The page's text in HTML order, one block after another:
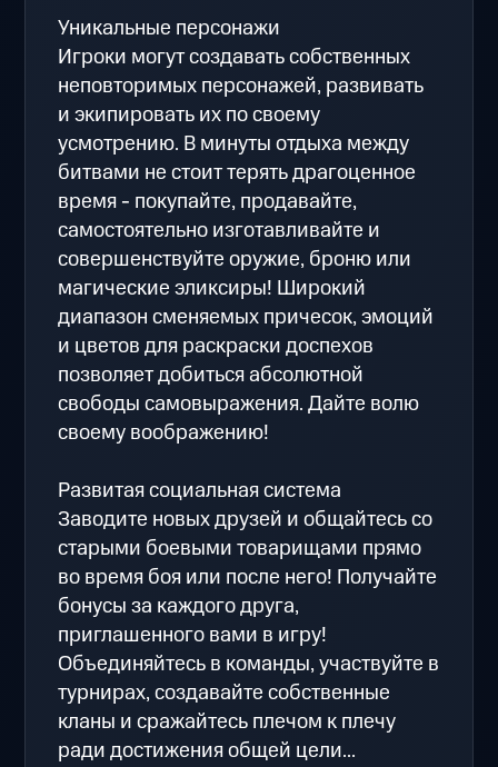
Уникальные персонажи
Игроки могут создавать собственных
неповторимых персонажей, развивать
и экипировать их по своему
усмотрению. В минуты отдыха между
битвами не стоит терять драгоценное
время - покупайте, продавайте,
самостоятельно изготавливайте и
совершенствуйте оружие, броню или
магические эликсиры! Широкий
диапазон сменяемых причесок, эмоций
и цветов для раскраски доспехов
позволяет добиться абсолютной
свободы самовыражения. Дайте волю
своему воображению!
Развитая социальная система
Заводите новых друзей и общайтесь со
старыми боевыми товарищами прямо
во время боя или после него! Получайте
бонусы за каждого друга,
приглашенного вами в игру!
Объединяйтесь в команды, участвуйте в
турнирах, создавайте собственные
кланы и сражайтесь плечом к плечу
ради достижения общей цели...